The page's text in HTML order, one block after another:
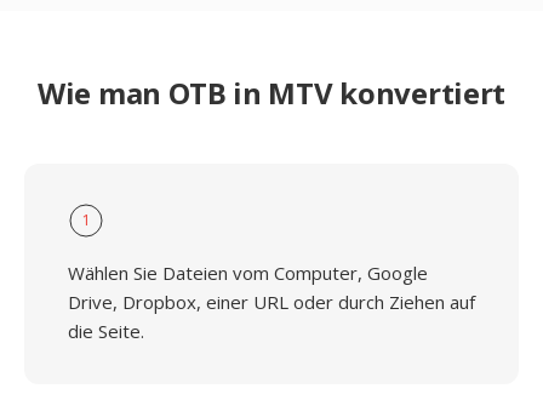
Wie man OTB in MTV konvertiert
1
Wählen Sie Dateien vom Computer, Google
Drive, Dropbox, einer URL oder durch Ziehen auf
die Seite.